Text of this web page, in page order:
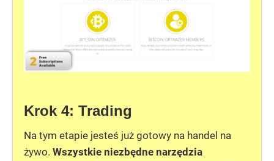
Krok 4: Trading
Na tym etapie jesteś już gotowy na handel na
żywo. Wszystkie niezbędne narzędzia